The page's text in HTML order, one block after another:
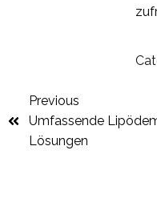
Previous
Umfassende
Lösungen